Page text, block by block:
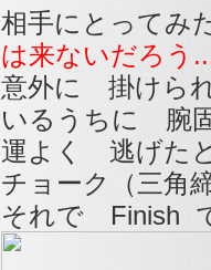
相手にとってみ
は来ないだろう
意外に 掛けら
いるうちに 腕
運よく 逃げた
チョーク（三角
それで Finish